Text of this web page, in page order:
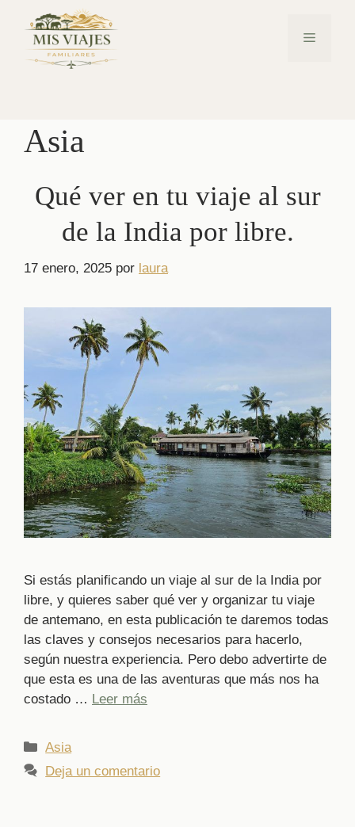
contenido
Menú
Asia
Qué ver en tu viaje al sur
de la India por libre.
17 enero, 2025 por laura
Si estás planificando un viaje al sur de la India por
libre, y quieres saber qué ver y organizar tu viaje
de antemano, en esta publicación te daremos todas
las claves y consejos necesarios para hacerlo,
según nuestra experiencia. Pero debo advertirte de
que esta es una de las aventuras que más nos ha
costado … Leer más
Categorías
Asia
Deja un comentario